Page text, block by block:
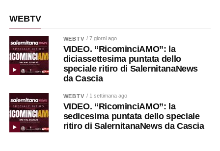
WEBTV
WEBTV / 7 giorni ago
VIDEO. “RicominciAMO”: la
diciassettesima puntata dello
speciale ritiro di SalernitanaNews
da Cascia
WEBTV / 1 settimana ago
VIDEO. “RicominciAMO”: la
sedicesima puntata dello speciale
ritiro di SalernitanaNews da Cascia